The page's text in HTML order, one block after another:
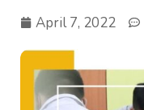
April 7, 2022